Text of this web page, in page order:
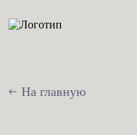
На главную